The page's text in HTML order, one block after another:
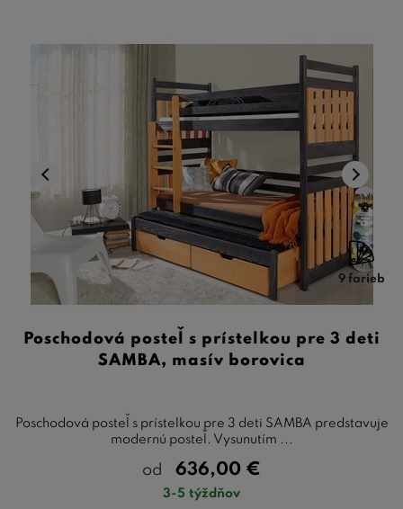
9 farieb
Poschodová posteľ s prístelkou pre 3 deti
SAMBA, masív borovica
Poschodová posteľ s prístelkou pre 3 deti SAMBA predstavuje
modernú posteľ. Vysunutím ...
od 636,00 €
3-5 týždňov